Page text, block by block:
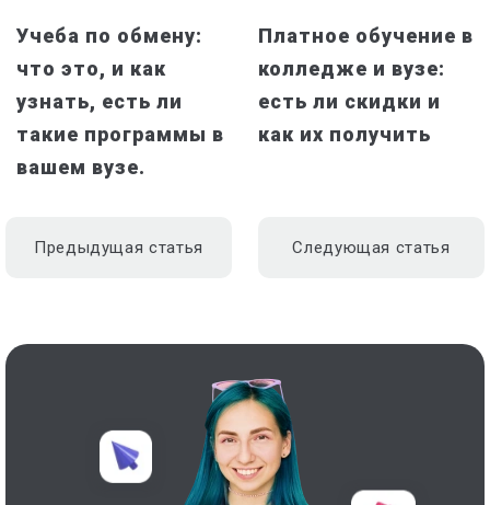
Учеба по обмену:
что это, и как
узнать, есть ли
такие программы в
вашем вузе.
Предыдущая статья
Платное обучение в
колледже и вузе:
есть ли скидки и
как их получить
Следующая статья